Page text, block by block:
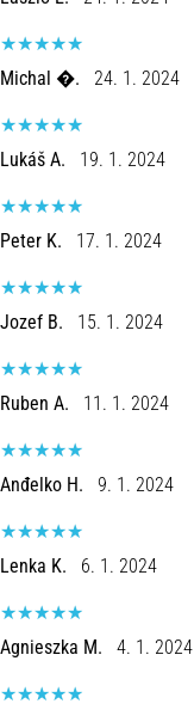
Michal �. 24. 1. 2024
Lukáš A. 19. 1. 2024
Peter K. 17. 1. 2024
Jozef B. 15. 1. 2024
Ruben A. 11. 1. 2024
Anđelko H. 9. 1. 2024
Lenka K. 6. 1. 2024
Agnieszka M. 4. 1. 2024